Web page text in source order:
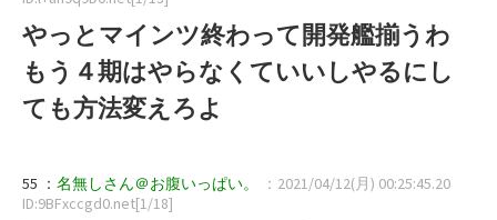
やっとマインツ終わって開発艦揃うわ
もう４期はやらなくていいしやるにし
ても方法変えろよ
55 ： 名無しさん＠お腹いっぱい。
：2021/04/12(月) 00:25:45.20
ID:9BFxccgd0.net[1/18]